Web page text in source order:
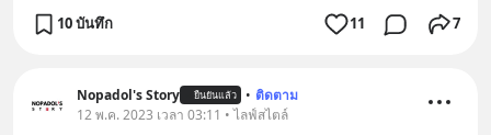
10 บันทึก 11 7
Nopadol's Story ยืนยันแล้ว • ติดตาม
12 พ.ค. 2023 เวลา 03:11 • ไลฟ์สไตล์